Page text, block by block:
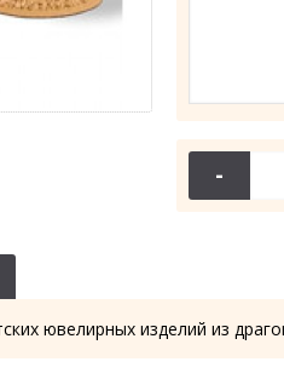
-
ювелирных изделий из